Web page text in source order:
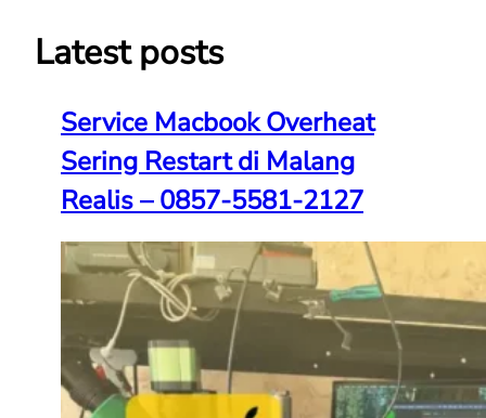
Latest posts
Service Macbook Overheat
Sering Restart di Malang
Realis – 0857-5581-2127